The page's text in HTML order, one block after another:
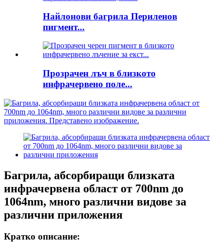
Найлонови багрила Периленов
пигмент...
Прозрачен лъч в близкото
инфрачервено поле...
Багрила, абсорбиращи близката
инфрачервена област от 700nm до
1064nm, много различни видове за
различни приложения
Кратко описание: